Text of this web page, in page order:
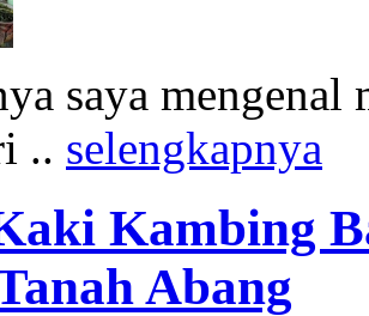
saya mengenal
.. selengkapnya
Kambing
Abang